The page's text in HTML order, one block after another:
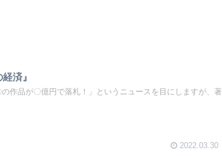
済』
作品が〇億円で落札！」というニュースを目にしますが、著
2022.03.30